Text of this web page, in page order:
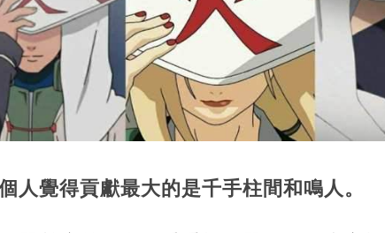
人覺得貢獻最大的是千手柱間和鳴人。